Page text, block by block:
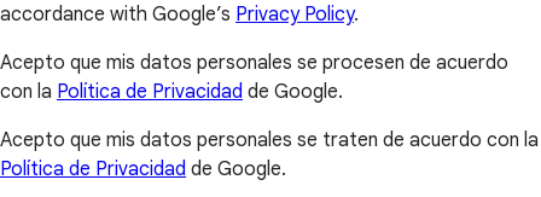
accordance with Google’s Privacy Policy.
Acepto que mis datos personales se procesen de acuerdo
con la Política de Privacidad de Google.
Acepto que mis datos personales se traten de acuerdo con la
Política de Privacidad de Google.